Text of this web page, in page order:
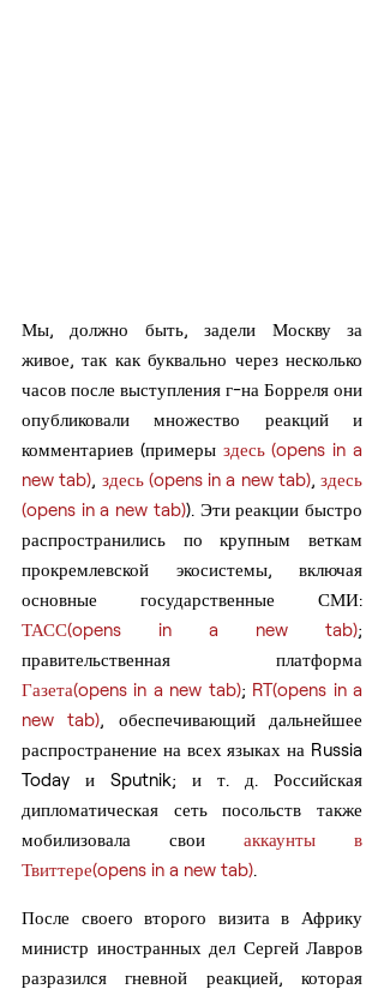
Мы, должно быть, задели Москву за
живое, так как буквально через несколько
часов после выступления г-на Борреля они
опубликовали множество реакций и
комментариев (примеры здесь (opens in a
new tab), здесь (opens in a new tab), здесь
(opens in a new tab)). Эти реакции быстро
распространились по крупным веткам
прокремлевской экосистемы, включая
ТАСС(opens in a new tab);
Газета(opens in a new tab); RT(opens in a
new tab), обеспечивающий дальнейшее
распространение на всех языках на Russia
Today и Sputnik; и т. д. Российская
дипломатическая сеть посольств также
мобилизовала свои аккаунты в
Твиттере(opens in a new tab).
После своего второго визита в Африку
министр иностранных дел Сергей Лавров
разразился гневной реакцией, которая